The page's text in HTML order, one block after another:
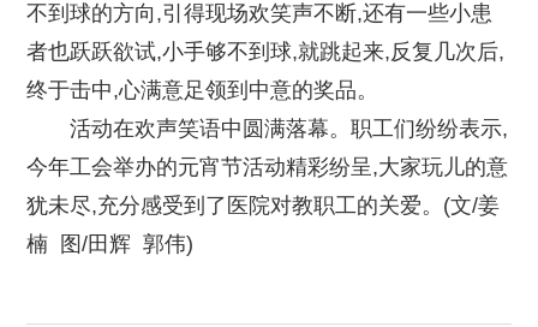
不到球的方向,引得现场欢笑声不断,还有一些小患
者也跃跃欲试,小手够不到球,就跳起来,反复几次后,
终于击中,心满意足领到中意的奖品。
活动在欢声笑语中圆满落幕。职工们纷纷表示,
今年工会举办的元宵节活动精彩纷呈,大家玩儿的意
犹未尽,充分感受到了医院对教职工的关爱。(文/姜
楠 图/田辉 郭伟)